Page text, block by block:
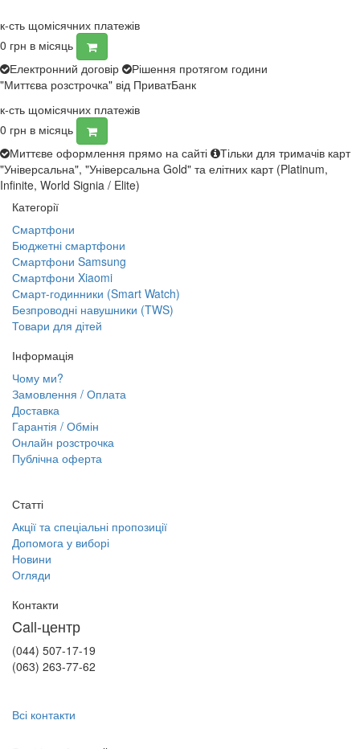
к-сть щомісячних платежів
0 грн в місяць
Електронний договір
Рішення протягом години
"Миттєва розстрочка" від ПриватБанк
к-сть щомісячних платежів
0 грн в місяць
Миттєве оформлення прямо на сайті
Тільки для тримачів карт
"Універсальна", "Універсальна Gold" та елітних карт (Platinum,
Infinite, World Signia / Elite)
Категорії
Смартфони
Бюджетні смартфони
Смартфони Samsung
Смартфони Xiaomi
Смарт-годинники (Smart Watch)
Безпроводні навушники (TWS)
Товари для дітей
Інформація
Чому ми?
Замовлення / Оплата
Доставка
Гарантія / Обмін
Онлайн розстрочка
Публічна оферта
Статті
Акції та спеціальні пропозиції
Допомога у виборі
Новини
Огляди
Контакти
Call-центр
(044) 507-17-19
(063) 263-77-62
Всі контакти